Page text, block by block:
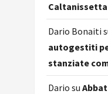
Caltanissetta
Dario Bonaiti
autogestiti
stanziate
Dario su